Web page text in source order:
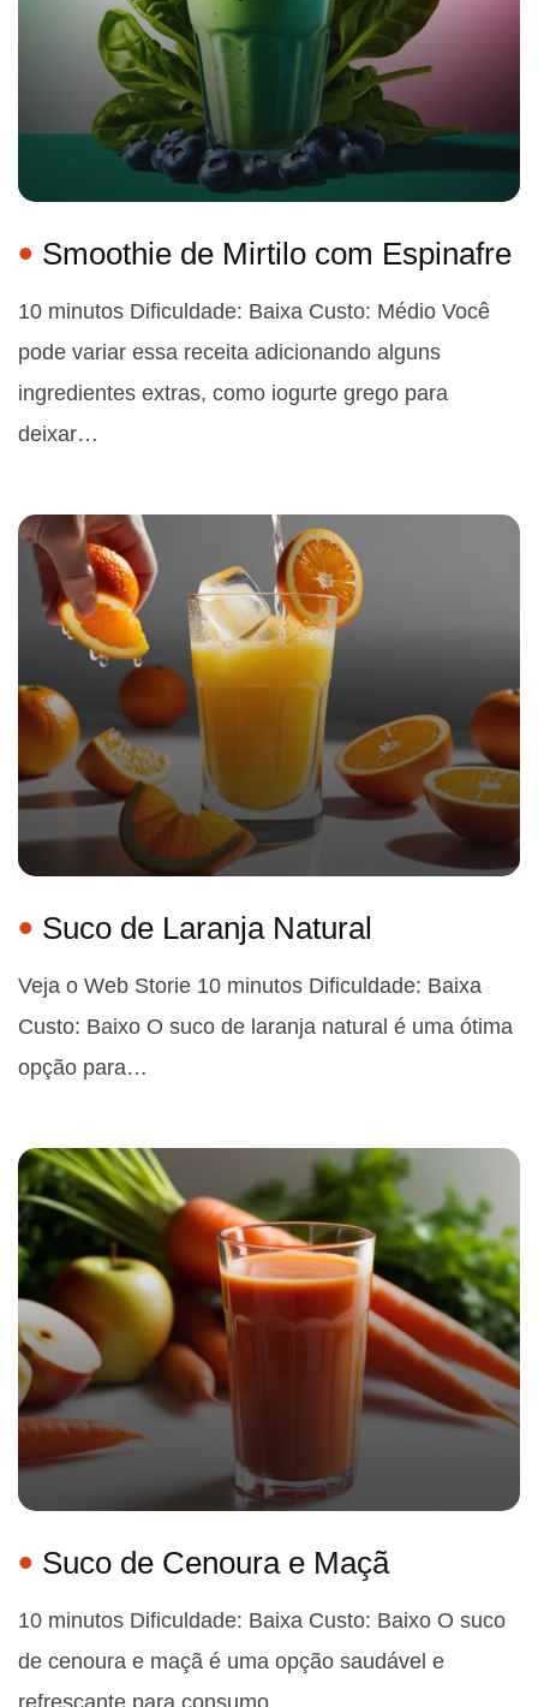
Smoothie de Mirtilo com Espinafre
10 minutos Dificuldade: Baixa Custo: Médio Você
pode variar essa receita adicionando alguns
ingredientes extras, como iogurte grego para
deixar…
Suco de Laranja Natural
Veja o Web Storie 10 minutos Dificuldade: Baixa
Custo: Baixo O suco de laranja natural é uma ótima
opção para…
Suco de Cenoura e Maçã
10 minutos Dificuldade: Baixa Custo: Baixo O suco
de cenoura e maçã é uma opção saudável e
refrescante para consumo…